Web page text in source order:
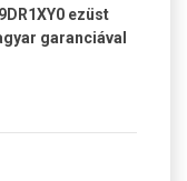
ezüst
garanciával